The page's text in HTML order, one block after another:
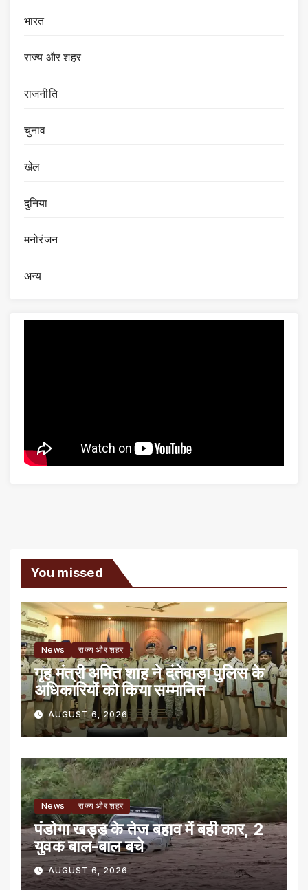
भारत
राज्य और शहर
राजनीति
चुनाव
खेल
दुनिया
मनोरंजन
अन्य
You missed
News राज्य और शहर
गृह मंत्री अमित शाह ने दंतेवाड़ा पुलिस के
अधिकारियों को किया सम्मानित
AUGUST 6, 2026
News राज्य और शहर
पंडोगा खड्ड के तेज बहाव में बही कार, 2
युवक बाल-बाल बचे
AUGUST 6, 2026